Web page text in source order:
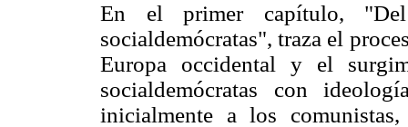
En el primer capítulo,
socialdemócratas", traza el
Europa occidental y el
socialdemócratas con
inicialmente a los